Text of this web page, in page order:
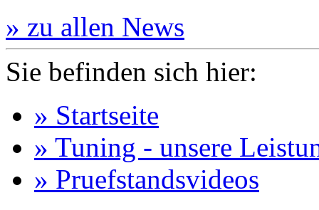
» zu allen News
Sie befinden sich hier:
» Startseite
» Tuning - unsere
» Pruefstandsvideos